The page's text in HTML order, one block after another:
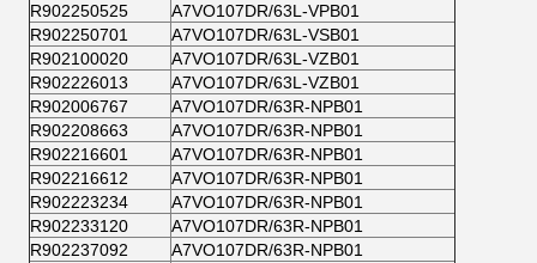
R902250525
A7VO107DR/63L-VPB01
R902250701
A7VO107DR/63L-VSB01
R902100020
A7VO107DR/63L-VZB01
R902226013
A7VO107DR/63L-VZB01
R902006767
A7VO107DR/63R-NPB01
R902208663
A7VO107DR/63R-NPB01
R902216601
A7VO107DR/63R-NPB01
R902216612
A7VO107DR/63R-NPB01
R902223234
A7VO107DR/63R-NPB01
R902233120
A7VO107DR/63R-NPB01
R902237092
A7VO107DR/63R-NPB01